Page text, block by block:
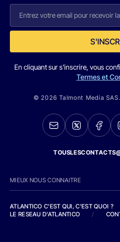
En cliquant sur s'inscrire, vous
Termes et
© 2026 Talmont Media
MIEUX NOUS CONNAITRE
ATLANTICO C'EST QUI, C'EST QUOI ?
LE RESEAU D'ATLANTICO
/